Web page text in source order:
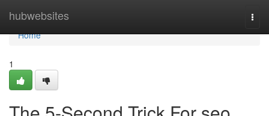
hubwebsites
Home
Home
1